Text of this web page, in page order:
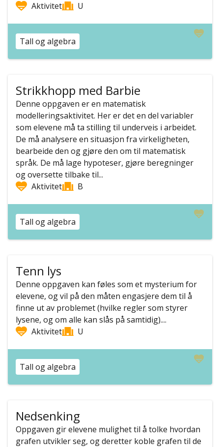
Aktivitet
U
Tall og algebra
Strikkhopp med Barbie
Denne oppgaven er en matematisk
modelleringsaktivitet. Her er det en del variabler
som elevene må ta stilling til underveis i arbeidet.
De må analysere en situasjon fra virkeligheten,
bearbeide den og gjøre den om til matematisk
språk. De må lage hypoteser, gjøre beregninger
og oversette tilbake til...
Aktivitet
B
Tall og algebra
Tenn lys
Denne oppgaven kan føles som et mysterium for
elevene, og vil på den måten engasjere dem til å
finne ut av problemet (hvilke regler som styrer
lysene, og om alle kan slås på samtidig)....
Aktivitet
U
Tall og algebra
Nedsenking
Oppgaven gir elevene mulighet til å tolke hvordan
grafen utvikler seg, og deretter koble grafen til de